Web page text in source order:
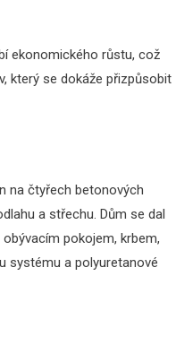
ekonomického růstu, což
který se dokáže přizpůsobit
na čtyřech betonových
a střechu. Dům se dal
pokojem, krbem,
systému a polyuretanové